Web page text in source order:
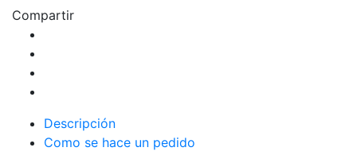
minimal
Compartir
Descripción
Como se hace un pedido